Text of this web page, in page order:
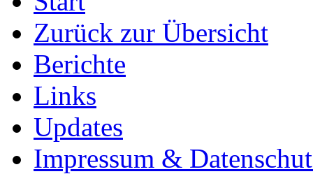
Zurück zur Übersicht
Berichte
Links
Updates
Impressum &